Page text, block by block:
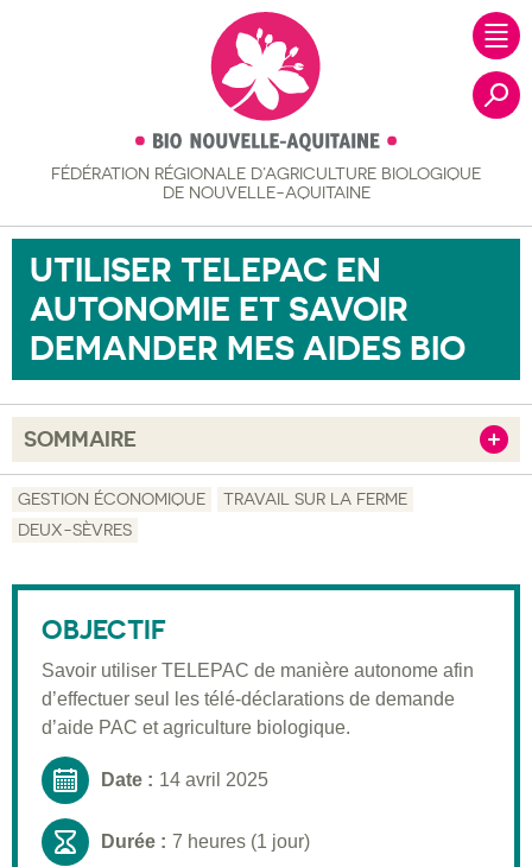
FÉDÉRATION RÉGIONALE D’AGRICULTURE BIOLOGIQUE
DE NOUVELLE-AQUITAINE
UTILISER TELEPAC EN
AUTONOMIE ET SAVOIR
DEMANDER MES AIDES BIO
SOMMAIRE
Description
Public visé
Pré-requis
Validation
Moyens pédagogiques
Informations pratiques
GESTION ÉCONOMIQUE
TRAVAIL SUR LA FERME
DEUX-SÈVRES
OBJECTIF
Savoir utiliser TELEPAC de manière autonome afin
d’effectuer seul les télé-déclarations de demande
d’aide PAC et agriculture biologique.
Date : 14 avril 2025
Durée : 7 heures (1 jour)